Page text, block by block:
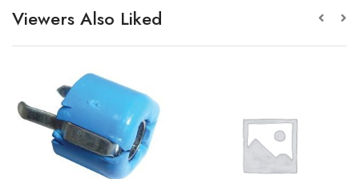
Viewers Also Liked